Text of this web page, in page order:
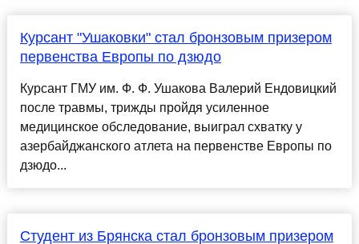
Курсант "Ушаковки" стал бронзовым призером
первенства Европы по дзюдо
Курсант ГМУ им. Ф. Ф. Ушакова Валерий Ендовицкий
после травмы, трижды пройдя усиленное
медицинское обследование, выиграл схватку у
азербайджанского атлета на первенстве Европы по
дзюдо...
Студент из Брянска стал бронзовым призером